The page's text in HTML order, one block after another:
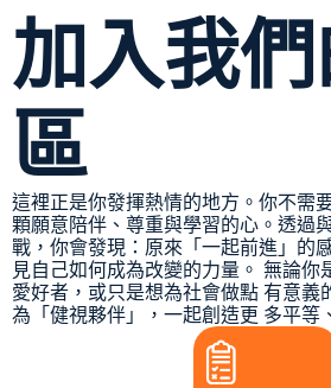
加入我
區
這裡正是你發揮熱情的地方。你不需
顆願意陪伴、尊重與學習的心。透過
戰，你會發現：原來「一起前進」的
見自己如何成為改變的力量。 無論你
愛好者，或只是想為社會做點 有意義
為「健視夥伴」，一起創造更 多平等